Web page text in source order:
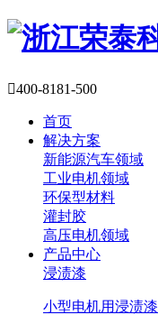
400-8181-500
首页
解决方案
新能源汽车领域
工业电机领域
环保型材料
灌封胶
高压电机领域
产品中心
浸渍漆
小型电机用浸渍漆